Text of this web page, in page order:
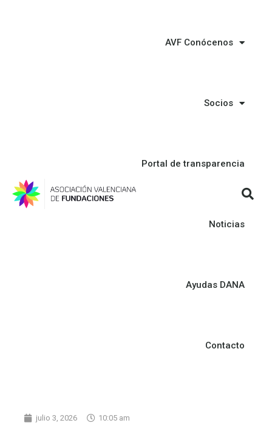
AVF Conócenos
Socios
Portal de transparencia
Noticias
Ayudas DANA
Contacto
julio 3, 2026 10:05 am